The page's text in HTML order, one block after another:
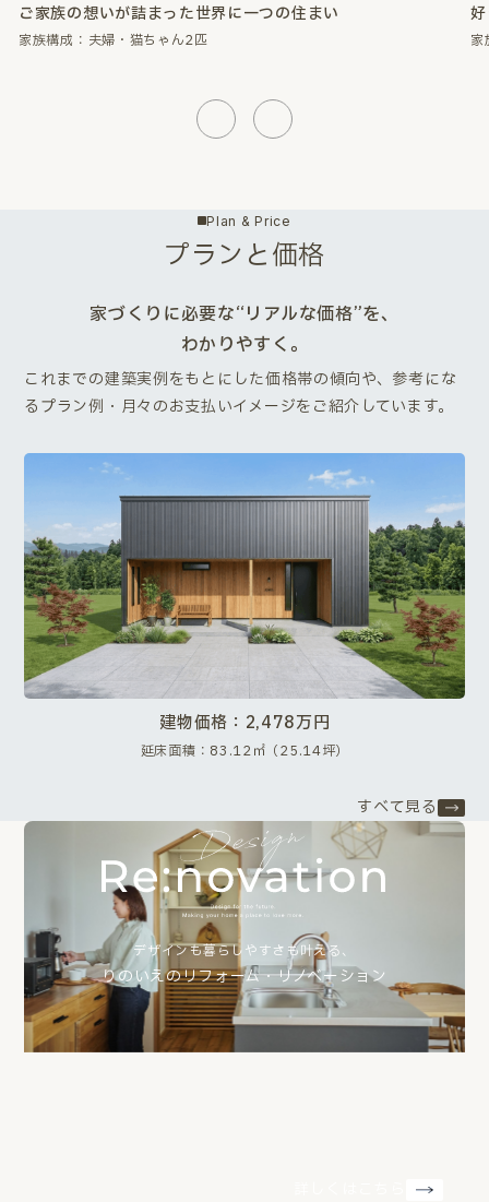
好きなものに囲まれて、心が満たされる暮らし。
家族構成：夫婦・猫ちゃん2匹 家
Plan & Price
プランと価格
家づくりに必要な“リアルな価格”を、
わかりやすく。
これまでの建築実例をもとにした価格帯の傾向や、参考にな
るプラン例・月々のお支払いイメージをご紹介しています。
建物価格：2,478万円
延床面積：83.12㎡（25.14坪）
すべて見る
デザインも暮らしやすさも叶える、
りのいえのリフォーム・リノベーション